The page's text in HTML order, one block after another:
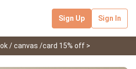
Sign Up Sign In
/ canvas /card 15% off >